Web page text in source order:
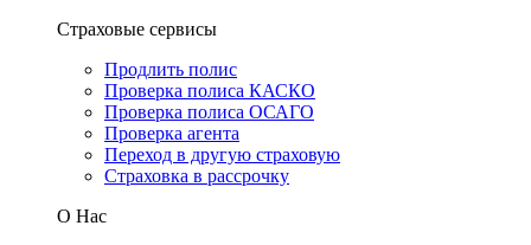
Страховые сервисы
Продлить полис
Проверка полиса КАСКО
Проверка полиса ОСАГО
Проверка агента
Переход в другую страховую
Страховка в рассрочку
О Нас